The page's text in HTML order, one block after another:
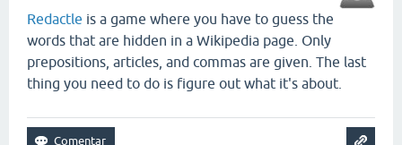
Redactle is a game where you have to guess the
words that are hidden in a Wikipedia page. Only
prepositions, articles, and commas are given. The last
thing you need to do is figure out what it's about.